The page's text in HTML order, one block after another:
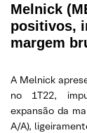
Melnick
positivos,
margem
A Melnick
no 1T22,
expansão da
A/A),